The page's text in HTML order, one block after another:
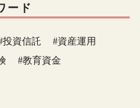
ード
投資信託
#資産運用
#教育資金